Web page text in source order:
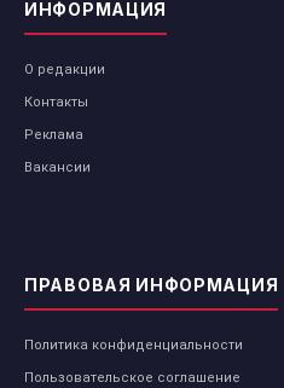
ИНФОРМАЦИЯ
О редакции
Контакты
Реклама
Вакансии
ПРАВОВАЯ ИНФОРМАЦИЯ
Политика конфиденциальности
Пользовательское соглашение